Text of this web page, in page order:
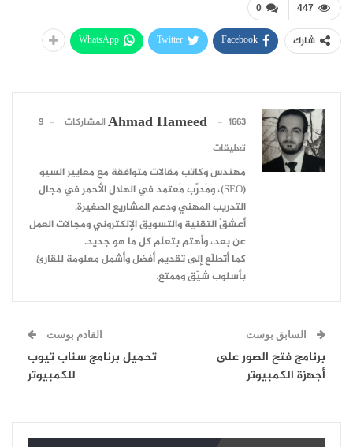
0 447
شارك Facebook
Twitter
WhatsApp
Ahmad Hameed 1663 المشاركات
9
تعليقات
مهندس وكاتب مقالات متوافقة مع معايير السيو
(SEO)، ومُدرِّب مُعتمد في الهلال الأحمر في مجال
التدريب المهني ودعم المشاريع الصغيرة.
أعشقُ التقنية والتسويق الإلكتروني ومجالات العمل
عن بعد، وأهتم بتعلّم كل ما هو جديد.
كما أتطلّع إلى تقديم أفضل وأشمل معلومة للقارئ
بأسلوب شيّق وممتع.
السابق بوست
برنامج فتح الصور على
أجهزة الكمبيوتر
القادم بوست
تحميل برنامج سناب تيوب
للكمبيوتر